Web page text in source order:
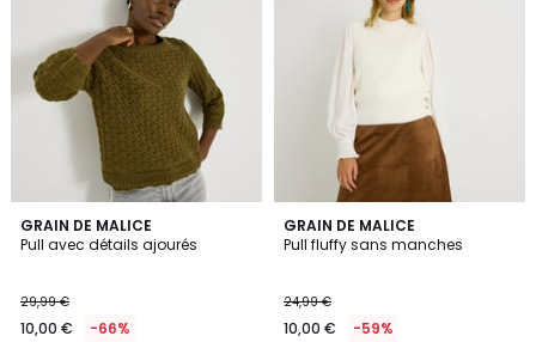
GRAIN DE MALICE
Pull avec détails ajourés
29,99 €
10,00 € -66%
GRAIN DE MALICE
Pull fluffy sans manches
24,99 €
10,00 € -59%